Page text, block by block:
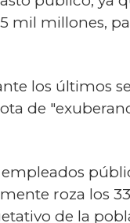
mil millones,
los últimos
de
roza los
de la